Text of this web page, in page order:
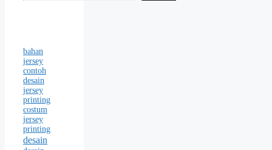
bahan
jersey
contoh
desain
jersey
printing
costum
jersey
printing
desain